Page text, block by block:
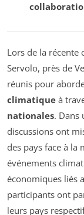
Lors de la récente
Servolo, près de
réunis pour
climatique à
nationales. Dans
discussions ont
des pays face à la
événements
économiques liés
participants ont
leurs pays